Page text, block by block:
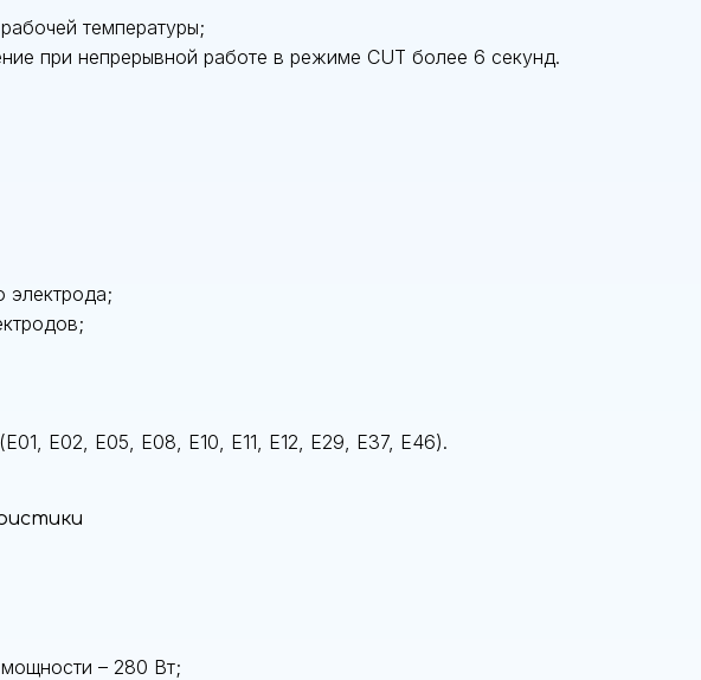
температуры;
при непрерывной работе в режиме CUT более 6 секунд.
электрода;
E02, E05, E08, E10, E11, E12, E29, E37, E46).
– 280 Вт;